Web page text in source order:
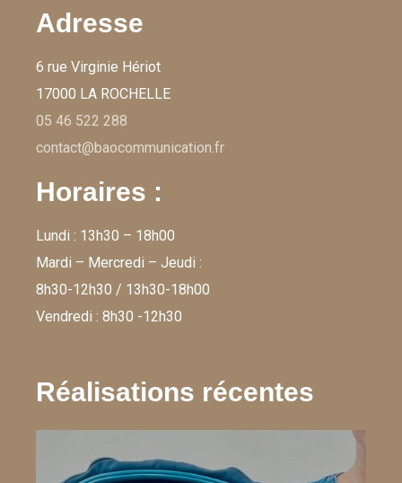
Adresse
6 rue Virginie Hériot
17000 LA ROCHELLE
05 46 522 288
contact@baocommunication.fr
Horaires :
Lundi : 13h30 – 18h00
Mardi – Mercredi – Jeudi :
8h30-12h30 / 13h30-18h00
Vendredi : 8h30 -12h30
Réalisations récentes